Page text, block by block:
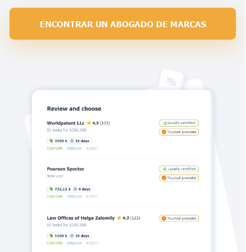
ENCONTRAR UN ABOGADO DE MARCAS